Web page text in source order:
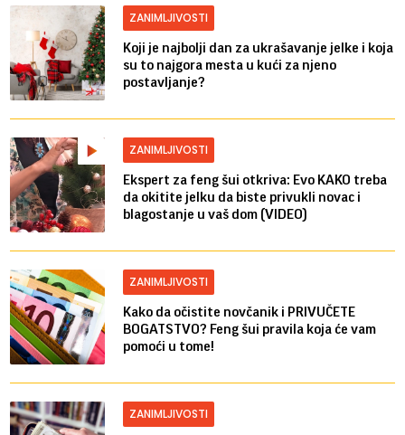
ZANIMLJIVOSTI
Koji je najbolji dan za ukrašavanje jelke i koja
su to najgora mesta u kući za njeno
postavljanje?
ZANIMLJIVOSTI
Ekspert za feng šui otkriva: Evo KAKO treba
da okitite jelku da biste privukli novac i
blagostanje u vaš dom (VIDEO)
ZANIMLJIVOSTI
Kako da očistite novčanik i PRIVUČETE
BOGATSTVO? Feng šui pravila koja će vam
pomoći u tome!
ZANIMLJIVOSTI